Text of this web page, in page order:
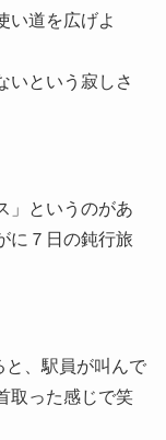
い道を広げよ
いという寂しさ
」というのがあ
に７日の鈍行旅
と、駅員が叫んで
取った感じで笑